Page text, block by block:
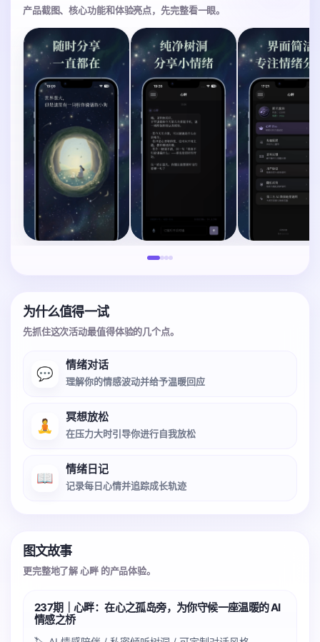
产品截图、核心功能和体验亮点，先完整看一眼。
为什么值得一试
先抓住这次活动最值得体验的几个点。
💬
情绪对话
理解你的情感波动并给予温暖回应
🧘
冥想放松
在压力大时引导你进行自我放松
📖
情绪日记
记录每日心情并追踪成长轨迹
图文故事
更完整地了解 心畔 的产品体验。
237期｜心畔：在心之孤岛旁，为你守候一座温暖的 AI
情感之桥